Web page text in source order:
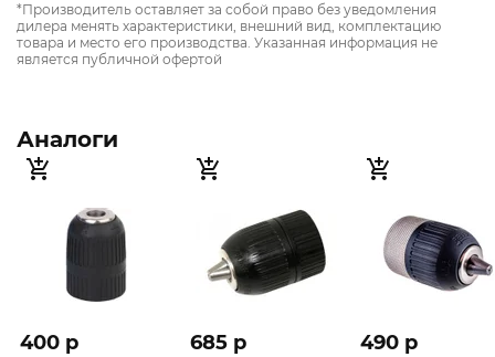
*Производитель оставляет за собой право без уведомления
дилера менять характеристики, внешний вид, комплектацию
товара и место его производства. Указанная информация не
является публичной офертой
Аналоги
400 p 685 p 490 p